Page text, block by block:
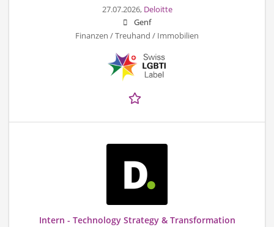
27.07.2026, Deloitte
Genf
Finanzen / Treuhand / Immobilien
Intern - Technology Strategy & Transformation